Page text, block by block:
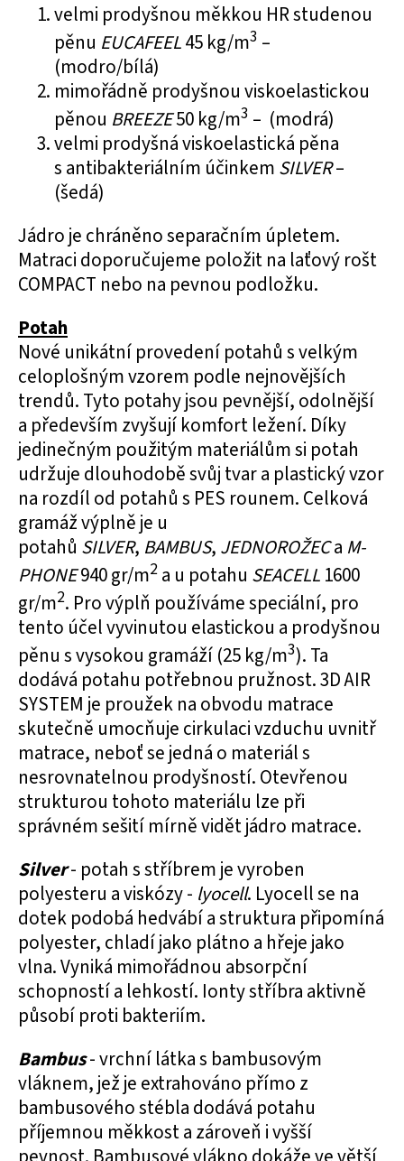
velmi prodyšnou měkkou HR studenou
pěnu EUCAFEEL45 kg/m3 –
(modro/bílá)
mimořádně prodyšnou viskoelastickou
pěnou BREEZE50 kg/m3 – (modrá)
velmi prodyšnáviskoelastická pěna
s antibakteriálním účinkem SILVER–
(šedá)
Jádro je chráněno separačním úpletem.
Matraci doporučujeme položit na laťový rošt
COMPACT nebo na pevnou podložku.
Potah
Nové unikátní provedení potahů s velkým
celoplošným vzorem podle nejnovějších
trendů. Tyto potahy jsou pevnější, odolnější
a především zvyšují komfort ležení. Díky
jedinečným použitým materiálům si potah
udržuje dlouhodobě svůj tvar a plastický vzor
na rozdíl od potahů s PES rounem. Celková
gramáž výplně je u
potahů SILVER, BAMBUS, JEDNOROŽECa M-
PHONE940 gr/m2 a u potahu SEACELL 1600
gr/m2. Pro výplň používáme speciální, pro
tento účel vyvinutou elastickou a prodyšnou
pěnu s vysokou gramáží (25 kg/m3). Ta
dodává potahu potřebnou pružnost. 3D AIR
SYSTEM je proužek na obvodu matrace
skutečně umocňuje cirkulaci vzduchu uvnitř
matrace, neboť se jedná o materiál s
nesrovnatelnou prodyšností. Otevřenou
strukturou tohoto materiálu lze při
správném sešití mírně vidět jádro matrace.
Silver- potah s stříbrem je vyroben
polyesteru a viskózy - lyocell. Lyocell se na
dotek podobá hedvábí a struktura připomíná
polyester, chladí jako plátno a hřeje jako
vlna. Vyniká mimořádnou absorpční
schopností a lehkostí. Ionty stříbra aktivně
působí proti bakteriím.
Bambus- vrchní látka s bambusovým
vláknem, jež je extrahováno přímo z
bambusového stébla dodává potahu
příjemnou měkkost a zároveň i vyšší